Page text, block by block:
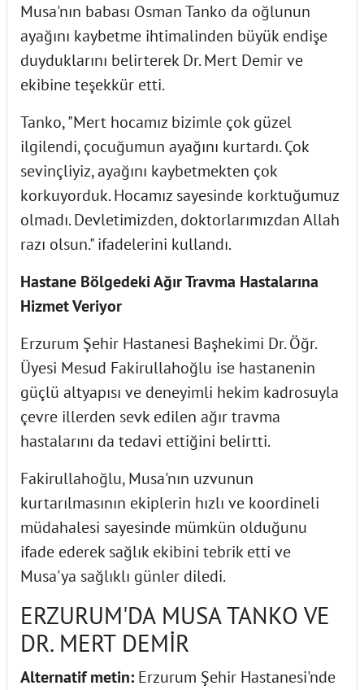
Musa'nın babası Osman Tanko da oğlunun
ayağını kaybetme ihtimalinden büyük endişe
duyduklarını belirterek Dr. Mert Demir ve
ekibine teşekkür etti.
Tanko, "Mert hocamız bizimle çok güzel
ilgilendi, çocuğumun ayağını kurtardı. Çok
sevinçliyiz, ayağını kaybetmekten çok
korkuyorduk. Hocamız sayesinde korktuğumuz
olmadı. Devletimizden, doktorlarımızdan Allah
razı olsun." ifadelerini kullandı.
Hastane Bölgedeki Ağır Travma Hastalarına
Hizmet Veriyor
Erzurum Şehir Hastanesi Başhekimi Dr. Öğr.
Üyesi Mesud Fakirullahoğlu ise hastanenin
güçlü altyapısı ve deneyimli hekim kadrosuyla
çevre illerden sevk edilen ağır travma
hastalarını da tedavi ettiğini belirtti.
Fakirullahoğlu, Musa'nın uzvunun
kurtarılmasının ekiplerin hızlı ve koordineli
müdahalesi sayesinde mümkün olduğunu
ifade ederek sağlık ekibini tebrik etti ve
Musa'ya sağlıklı günler diledi.
ERZURUM'DA MUSA TANKO VE
DR. MERT DEMİR
Alternatif metin: Erzurum Şehir Hastanesi'nde